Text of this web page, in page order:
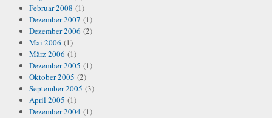
Februar 2008 (1)
Dezember 2007 (1)
Dezember 2006 (2)
Mai 2006 (1)
März 2006 (1)
Dezember 2005 (1)
Oktober 2005 (2)
September 2005 (3)
April 2005 (1)
Dezember 2004 (1)